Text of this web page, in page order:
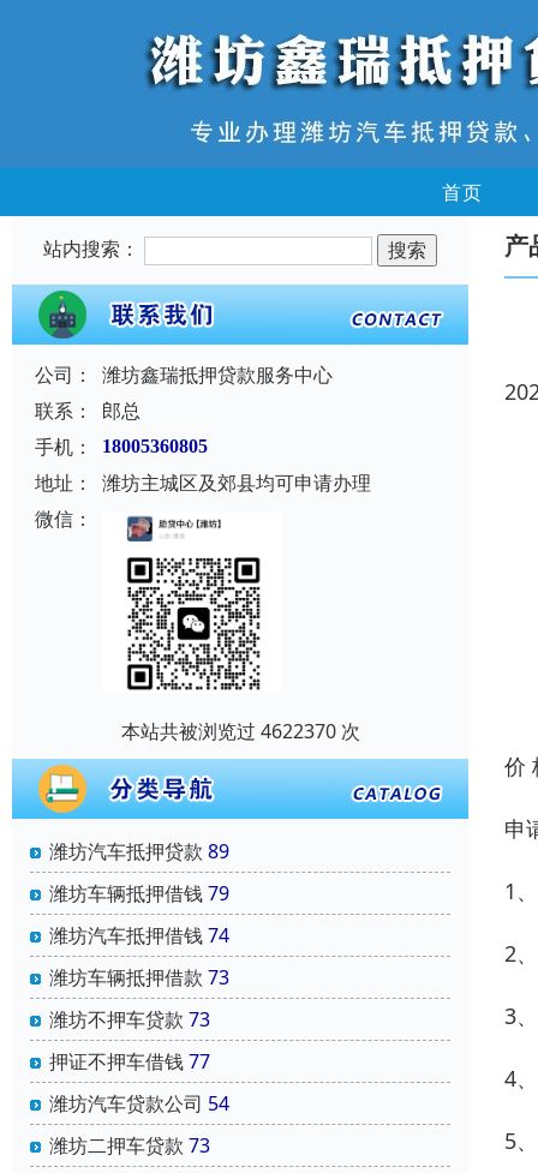
首页
站内搜索：
公司：
潍坊鑫瑞抵押贷款服务中心
联系：
郎总
手机：
18005360805
地址：
潍坊主城区及郊县均可申请办理
微信：
本站共被浏览过 4622370 次
潍坊汽车抵押贷款 89
潍坊车辆抵押借钱79
潍坊汽车抵押借钱74
潍坊车辆抵押借款 73
潍坊不押车贷款 73
押证不押车借钱77
潍坊汽车贷款公司 54
潍坊二押车贷款 73
产
价
申
1
2
3
4
5